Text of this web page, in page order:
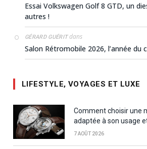
Essai Volkswagen Golf 8 GTD, un
autres !
GÉRARD GUÉRITdans
Salon Rétromobile 2026, l’année du
LIFESTYLE, VOYAGES ET LUXE
Comment choisir une
adaptée à son usage
7 AOÛT 2026